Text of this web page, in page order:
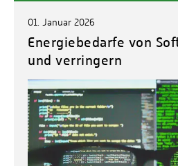
01. Januar 2026
Energiebedarfe von
und verringern